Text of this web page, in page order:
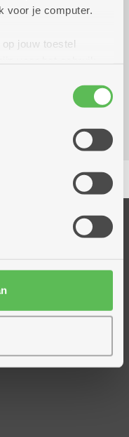
voor je computer.
jouw toestel
nodig. Sommige
partijen die een
gebruik van onze
met andere
G 01